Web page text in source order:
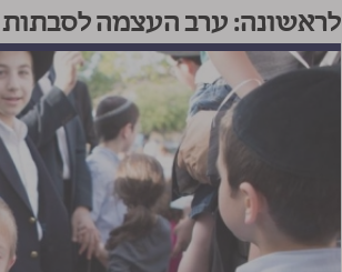
לראשונה: ערב העצמה לסבתות